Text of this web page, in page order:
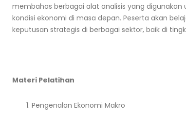
membahas berbagai alat analisis yang
kondisi ekonomi di masa depan. Peserta akan
keputusan strategis di berbagai sektor, baik di
Materi Pelatihan
Pengenalan Ekonomi Makro